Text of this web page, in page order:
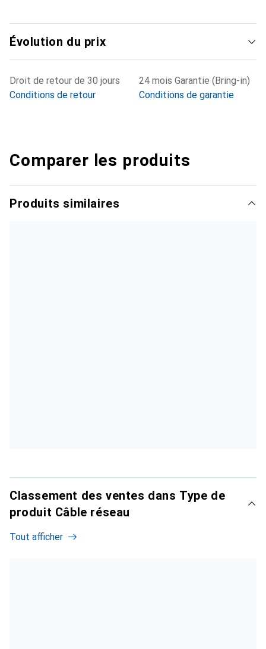
Évolution du prix
Droit de retour de 30 jours
Conditions de retour
24 mois Garantie (Bring-in)
Conditions de garantie
Comparer les produits
Produits similaires
Classement des ventes dans Type de
produit Câble réseau
Tout afficher